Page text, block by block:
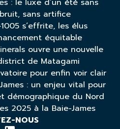
: le luxe d’un été sans
sans artifice
s’effrite, les élus
équitable
ouvre une nouvelle
de Matagami
pour enfin voir clair
: un enjeu vital pour
démographique du Nord
2025 à la Baie-James
NOUS